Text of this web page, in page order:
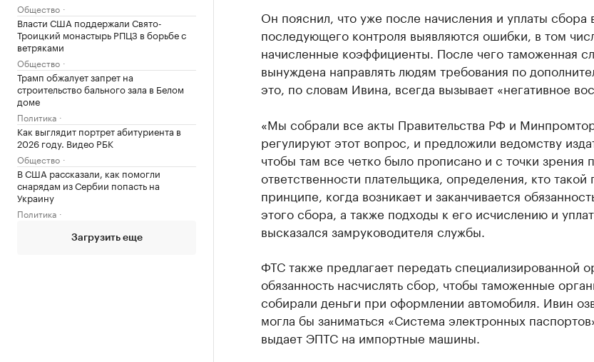
Общество
Власти США поддержали Свято-
Троицкий монастырь РПЦЗ в борьбе с
ветряками
Общество
Трамп обжалует запрет на
строительство бального зала в Белом
доме
Политика
Как выглядит портрет абитуриента в
2026 году. Видео РБК
Общество
В США рассказали, как помогли
снарядам из Сербии попасть на
Украину
Политика
Загрузить еще
Он пояснил, что уже после начисления и уплаты сбора
последующего контроля выявляются ошибки, в том
начисленные коэффициенты. После чего таможенная
вынуждена направлять людям требования по
это, по словам Ивина, всегда вызывает «негативное
«Мы собрали все акты Правительства РФ и
регулируют этот вопрос, и предложили ведомству
чтобы там все четко было прописано и с точки зрения
ответственности плательщика, определения, кто такой
принципе, когда возникает и заканчивается
этого сбора, а также подходы к его исчислению и
высказался замруководителя службы.
ФТС также предлагает передать специализированной
обязанность насчислять сбор, чтобы таможенные
собирали деньги при оформлении автомобиля. Ивин
могла бы заниматься «Система электронных
выдает ЭПТС на импортные машины.